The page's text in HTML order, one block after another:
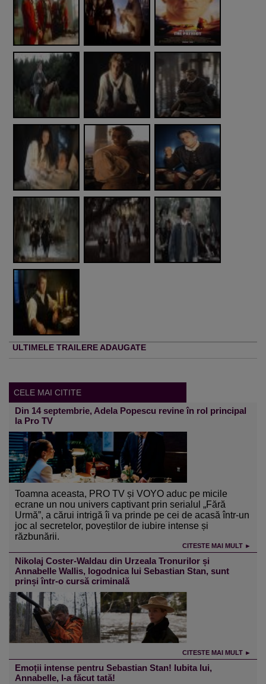
ULTIMELE TRAILERE ADAUGATE
CELE MAI CITITE
Din 14 septembrie, Adela Popescu revine în rol principal
la Pro TV
Toamna aceasta, PRO TV și VOYO aduc pe micile
ecrane un nou univers captivant prin serialul „Fără
Urmă”, a cărui intrigă îi va prinde pe cei de acasă într-un
joc al secretelor, poveștilor de iubire intense și
răzbunării.
CITESTE MAI MULT ►
Nikolaj Coster-Waldau din Urzeala Tronurilor și
Annabelle Wallis, logodnica lui Sebastian Stan, sunt
prinși într-o cursă criminală
CITESTE MAI MULT ►
Emoții intense pentru Sebastian Stan! Iubita lui,
Annabelle, l-a făcut tată!